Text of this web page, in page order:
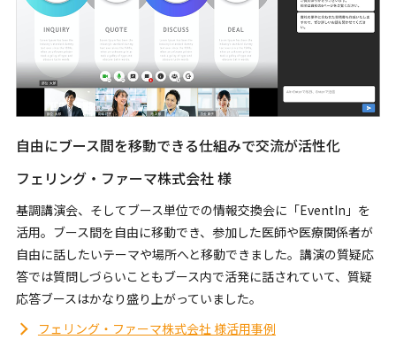
自由にブース間を移動できる仕組みで交流が活性化
フェリング・ファーマ株式会社 様
基調講演会、そしてブース単位での情報交換会に「EventIn」を
活用。ブース間を自由に移動でき、参加した医師や医療関係者が
自由に話したいテーマや場所へと移動できました。講演の質疑応
答では質問しづらいこともブース内で活発に話されていて、質疑
応答ブースはかなり盛り上がっていました。
フェリング・ファーマ株式会社 様活用事例